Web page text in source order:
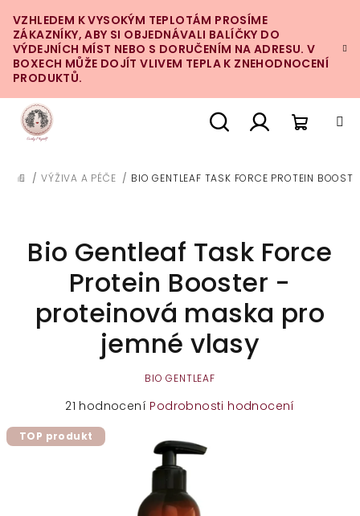
na
obsah
VZHLEDEM K VYSOKÝM TEPLOTÁM PROSÍME
ZÁKAZNÍKY, ABY SI OBJEDNÁVALI BALÍČKY DO
VÝDEJNÍCH MÍST NEBO S DORUČENÍM NA ADRESU. V
BOXECH MŮŽE DOJÍT VLIVEM TEPLA K ZNEHODNOCENÍ
PRODUKTŮ.
DOMŮ
/ VÝŽIVA A PÉČE / BIO GENTLEAF TASK FORCE PROTEIN
Bio Gentleaf Task Force
Protein Booster -
proteinová maska pro
jemné vlasy
BIO GENTLEAF
Průměrné
produktu
21 hodnocení Podrobnosti hodnocení
TOP produkt